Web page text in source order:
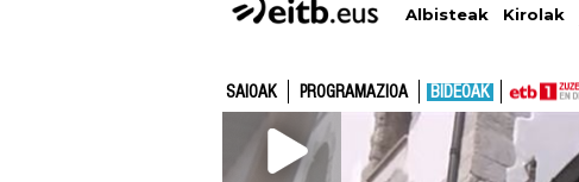
Albisteak Kirolak
SAIOAK PROGRAMAZIOA BIDEOAK